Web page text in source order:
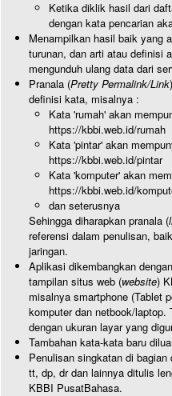
Ketika diklik hasil dari
dengan kata pencarian
Menampilkan hasil baik yang
turunan, dan arti atau definisi
mengunduh ulang data dari
Pranala (Pretty Permalink/Link
definisi kata, misalnya :
Kata 'rumah' akan
https://kbbi.web.id/rumah
Kata 'pintar' akan
https://kbbi.web.id/pintar
Kata 'komputer' akan
https://kbbi.web.id/
dan seterusnya
Sehingga diharapkan pranala (
referensi dalam penulisan,
jaringan.
Aplikasi dikembangkan
tampilan situs web (website)
misalnya smartphone (Tablet
komputer dan netbook/laptop.
dengan ukuran layar yang
Tambahan kata-kata baru
Penulisan singkatan di
tt, dp, dr dan lainnya ditulis
KBBI PusatBahasa.